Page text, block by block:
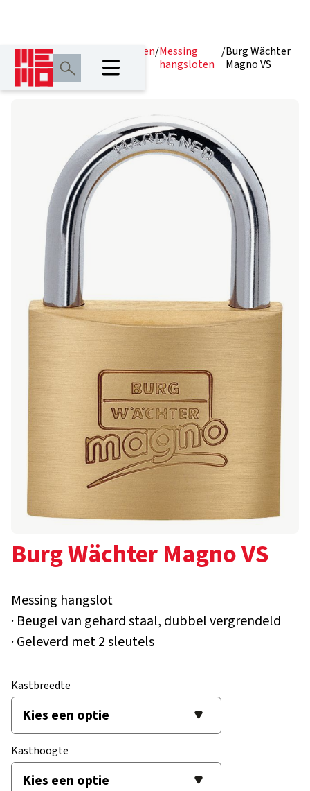
Home/Producten Hangsloten/Messing
hangsloten
/Burg Wächter
Magno VS
Burg Wächter Magno VS
Messing hangslot
· Beugel van gehard staal, dubbel vergrendeld
· Geleverd met 2 sleutels
Kastbreedte
Kasthoogte